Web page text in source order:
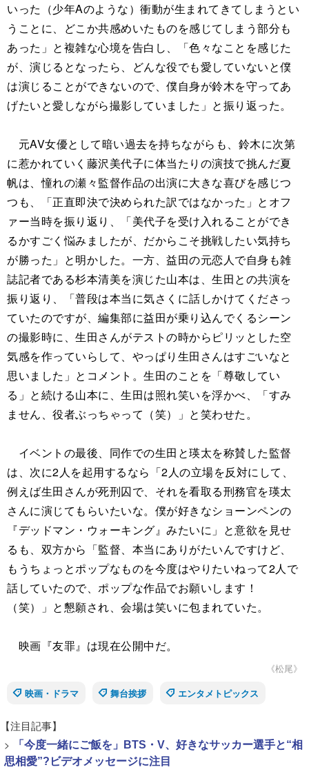
いった（少年Aのような）衝動が生まれてきてしまうとい
うことに、どこか共感めいたものを感じてしまう部分も
あった」と複雑な心境を告白し、「色々なことを感じた
が、演じるとなったら、どんな役でも愛していないと僕
は演じることができないので、僕自身が鈴木を守ってあ
げたいと愛しながら撮影していました」と振り返った。
元AV女優として暗い過去を持ちながらも、鈴木に次第
に惹かれていく藤沢美代子に体当たりの演技で挑んだ夏
帆は、憧れの瀬々監督作品の出演に大きな喜びを感じつ
つも、「正直即決で決められた訳ではなかった」とオフ
ァー当時を振り返り、「美代子を受け入れることができ
るかすごく悩みましたが、だからこそ挑戦したい気持ち
が勝った」と明かした。一方、益田の元恋人で自身も雑
誌記者である杉本清美を演じた山本は、生田との共演を
振り返り、「普段は本当に気さくに話しかけてくださっ
ていたのですが、編集部に益田が乗り込んでくるシーン
の撮影時に、生田さんがテストの時からピリッとした空
気感を作っていらして、やっぱり生田さんはすごいなと
思いました」とコメント。生田のことを「尊敬してい
る」と続ける山本に、生田は照れ笑いを浮かべ、「すみ
ません、役者ぶっちゃって（笑）」と笑わせた。
イベントの最後、同作での生田と瑛太を称賛した監督
は、次に2人を起用するなら「2人の立場を反対にして、
例えば生田さんが死刑囚で、それを看取る刑務官を瑛太
さんに演じてもらいたいな。僕が好きなショーンペンの
『デッドマン・ウォーキング』みたいに」と意欲を見せ
るも、双方から「監督、本当にありがたいんですけど、
もうちょっとポップなものを今度はやりたいねって2人で
話していたので、ポップな作品でお願いします！
（笑）」と懇願され、会場は笑いに包まれていた。
映画『友罪』は現在公開中だ。
《松尾》
映画・ドラマ
舞台挨拶 エンタメトピックス
【注目記事】
>
「今度一緒にご飯を」BTS・V、好きなサッカー選手と“相
思相愛”?ビデオメッセージに注目